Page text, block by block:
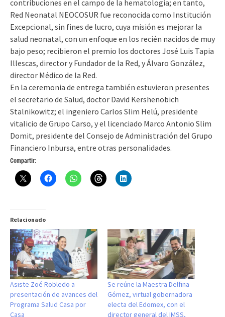
contribuciones en el campo de la hematología; en tanto,
Red Neonatal NEOCOSUR fue reconocida como Institución
Excepcional, sin fines de lucro, cuya misión es mejorar la
salud neonatal, con un enfoque en los recién nacidos de muy
bajo peso; recibieron el premio los doctores José Luis Tapia
Illescas, director y Fundador de la Red, y Álvaro González,
director Médico de la Red.
En la ceremonia de entrega también estuvieron presentes
el secretario de Salud, doctor David Kershenobich
Stalnikowitz; el ingeniero Carlos Slim Helú, presidente
vitalicio de Grupo Carso, y el licenciado Marco Antonio Slim
Domit, presidente del Consejo de Administración del Grupo
Financiero Inbursa, entre otras personalidades.
Compartir:
Relacionado
Asiste Zoé Robledo a
presentación de avances del
Programa Salud Casa por
Casa
Se reúne la Maestra Delfina
Gómez, virtual gobernadora
electa del Edomex, con el
director general del IMSS,